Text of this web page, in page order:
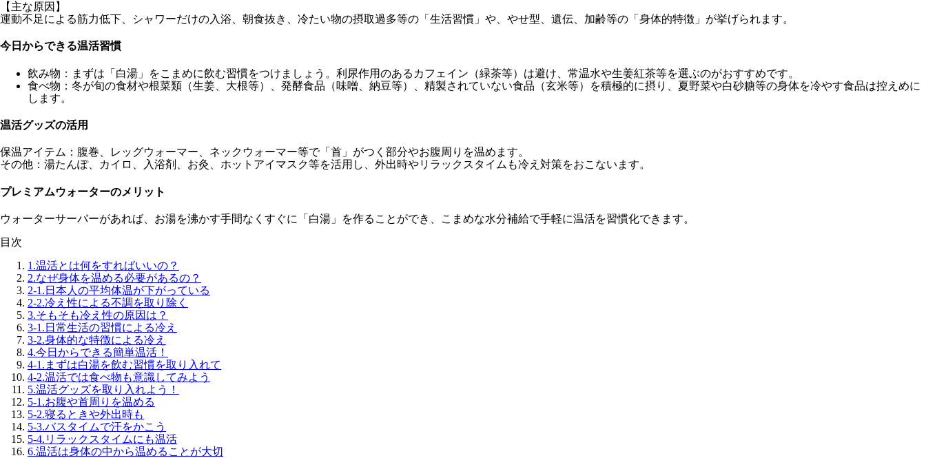
【主な原因】
運動不足による筋力低下、シャワーだけの入浴、朝食抜き、冷たい物の摂取過多等の「生活習慣」や、やせ型、遺伝、加齢等の「身体的特徴」が挙げられます。
今日からできる温活習慣
飲み物 ：まずは「白湯」をこまめに飲む習慣をつけましょう。利尿作用のあるカフェイン（緑茶等）は避け、常温水や生姜紅茶等を選ぶのがおすすめです。
食べ物 ：冬が旬の食材や根菜類（生姜、大根等）、発酵食品（味噌、納豆等）、精製されていない食品（玄米等）を積極的に摂り、夏野菜や白砂糖等の身体を冷やす食品は控えめに
します。
温活グッズの活用
保温アイテム：腹巻、レッグウォーマー、ネックウォーマー等で「首」がつく部分やお腹周りを温めます。
その他：湯たんぽ、カイロ、入浴剤、お灸、ホットアイマスク等を活用し、外出時やリラックスタイムも冷え対策をおこないます。
プレミアムウォーターのメリット
ウォーターサーバーがあれば、お湯を沸かす手間なくすぐに「白湯」を作ることができ、こまめな水分補給で手軽に温活を習慣化できます。
目次
1.温活とは何をすればいいの？
2.なぜ身体を温める必要があるの？
2-1. 日本人の平均体温が下がっている
2-2.冷え性による不調を取り除く
3.そもそも冷え性の原因は？
3-1. 日常生活の習慣による冷え
3-2.身体的な特徴による冷え
4.今日からできる簡単温活！
4-1. まずは白湯を飲む習慣を取り入れて
4-2.温活では食べ物も意識してみよう
5.温活グッズを取り入れよう！
5-1.お腹や首周りを温める
5-2.寝るときや外出時も
5-3.バスタイムで汗をかこう
5-4. リラックスタイムにも温活
6.温活は身体の中から温めることが大切